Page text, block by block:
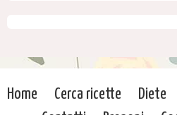
Home Cerca ricette Diete